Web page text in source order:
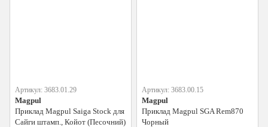
Артикул: 3683.01.29
Magpul
Приклад Magpul Saiga Stock для
Сайги штамп., Койот (Песочний)
Артикул: 3683.00.15
Magpul
Приклад Magpul SGA Rem870
Чорный